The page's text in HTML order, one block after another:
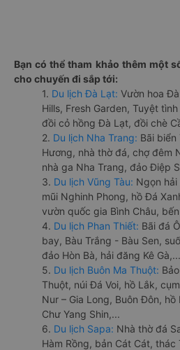
Bạn có thể tham khảo thêm một
cho chuyến đi sắp tới:
1. Du lịch Đà Lạt: Vườn hoa
Hills, Fresh Garden, Tuyệt
đồi cỏ hồng Đà Lạt, đồi chè
2. Du lịch Nha Trang: Bãi biển
Hương, nhà thờ đá, chợ đêm
nhà ga Nha Trang, đảo Điệp
3. Du lịch Vũng Tàu: Ngọn hải
mũi Nghinh Phong, hồ Đá
vườn quốc gia Bình Châu,
4. Du lịch Phan Thiết: Bãi đá
bay, Bàu Trắng - Bàu Sen,
đảo Hòn Bà, hải đăng Kê Gà,...
5. Du lịch Buôn Ma Thuột:
Thuột, núi Đá Voi, hồ Lắk,
Nur – Gia Long, Buôn Đôn,
Chư Yang Shin,...
6. Du lịch Sapa: Nhà thờ đá
Hàm Rồng, bản Cát Cát, thác